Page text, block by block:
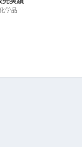
学品